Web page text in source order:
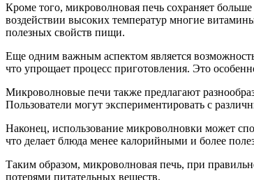
Кроме того, микроволновая печь сохраняет
воздействии высоких температур многие
полезных свойств пищи.
Еще одним важным аспектом является
что упрощает процесс приготовления. Это
Микроволновые печи также предлагают
Пользователи могут экспериментировать с
Наконец, использование микроволновки может
что делает блюда менее калорийными и более
Таким образом, микроволновая печь, при
потерями питательных веществ.